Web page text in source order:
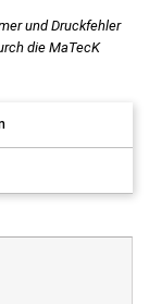
und Druckfehler
die MaTecK